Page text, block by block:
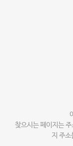
찾으시는 페이지는
지 주소